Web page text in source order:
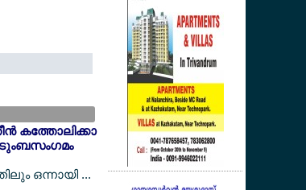
കത്തോലിക്കാ
ഒന്നായി ...